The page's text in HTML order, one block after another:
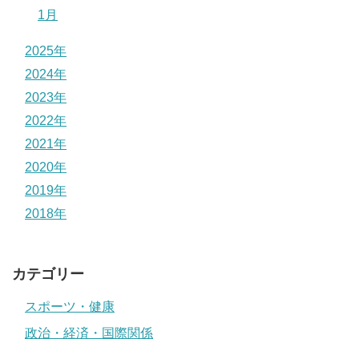
1月
2025年
2024年
2023年
2022年
2021年
2020年
2019年
2018年
カテゴリー
スポーツ・健康
政治・経済・国際関係